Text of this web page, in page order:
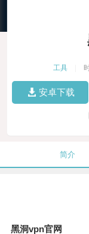
工具
安卓下载
简介
黑洞vpn官网